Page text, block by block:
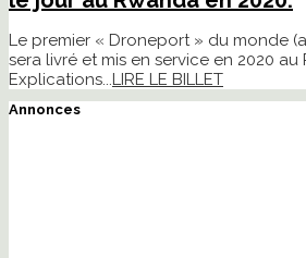
Le premier « Droneport » du monde
sera livré et mis en service en 2020 au
Explications...LIRE LE BILLET
Annonces